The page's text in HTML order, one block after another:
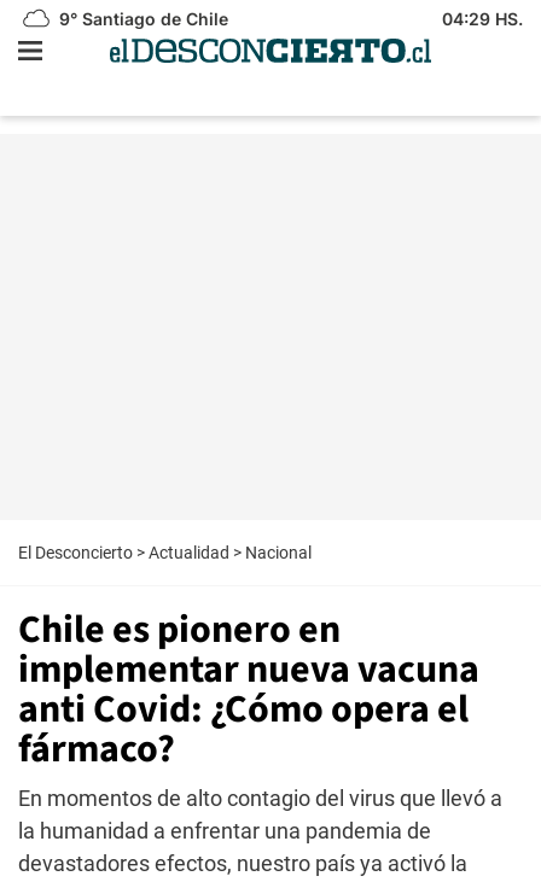
9° Santiago de Chile 04:29 HS.
El Desconcierto >Actualidad > Nacional
Chile es pionero en
implementar nueva vacuna
anti Covid: ¿Cómo opera el
fármaco?
En momentos de alto contagio del virus que llevó a
la humanidad a enfrentar una pandemia de
devastadores efectos, nuestro país ya activó la